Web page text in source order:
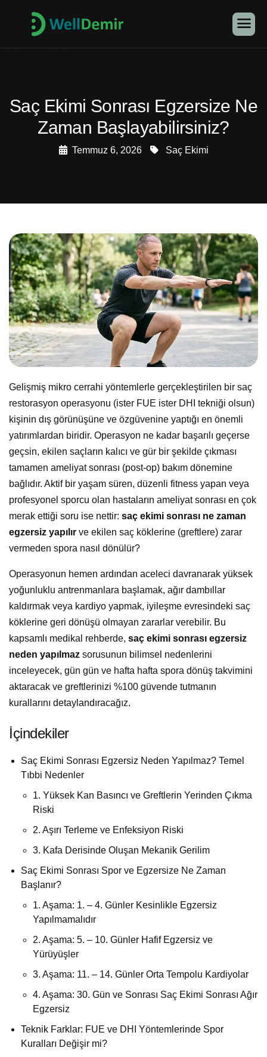
Saç Ekimi Sonrası Egzersize Ne
Zaman Başlayabilirsiniz?
Temmuz 6, 2026 Saç Ekimi
Gelişmiş mikro cerrahi yöntemlerle gerçekleştirilen bir saç
restorasyon operasyonu (ister FUE ister DHI tekniği olsun)
kişinin dış görünüşüne ve özgüvenine yaptığı en önemli
yatırımlardan biridir. Operasyon ne kadar başarılı geçerse
geçsin, ekilen saçların kalıcı ve gür bir şekilde çıkması
tamamen ameliyat sonrası (post-op) bakım dönemine
bağlıdır. Aktif bir yaşam süren, düzenli fitness yapan veya
profesyonel sporcu olan hastaların ameliyat sonrası en çok
merak ettiği soru ise nettir: saç ekimi sonrası ne zaman
egzersiz yapılır ve ekilen saç köklerine (greftlere) zarar
vermeden spora nasıl dönülür?
Operasyonun hemen ardından aceleci davranarak yüksek
yoğunluklu antrenmanlara başlamak, ağır dambıllar
kaldırmak veya kardiyo yapmak, iyileşme evresindeki saç
köklerine geri dönüşü olmayan zararlar verebilir. Bu
kapsamlı medikal rehberde, saç ekimi sonrası egzersiz
neden yapılmaz sorusunun bilimsel nedenlerini
inceleyecek, gün gün ve hafta hafta spora dönüş takvimini
aktaracak ve greftlerinizi %100 güvende tutmanın
kurallarını detaylandıracağız.
İçindekiler
Saç Ekimi Sonrası Egzersiz Neden Yapılmaz? Temel
Tıbbi Nedenler
1. Yüksek Kan Basıncı ve Greftlerin Yerinden Çıkma
Riski
2. Aşırı Terleme ve Enfeksiyon Riski
3. Kafa Derisinde Oluşan Mekanik Gerilim
Saç Ekimi Sonrası Spor ve Egzersize Ne Zaman
Başlanır?
1. Aşama: 1. – 4. Günler Kesinlikle Egzersiz
Yapılmamalıdır
2. Aşama: 5. – 10. Günler Hafif Egzersiz ve
Yürüyüşler
3. Aşama: 11. – 14. Günler Orta Tempolu Kardiyolar
4. Aşama: 30. Gün ve Sonrası Saç Ekimi Sonrası Ağır
Egzersiz
Teknik Farklar: FUE ve DHI Yöntemlerinde Spor
Kuralları Değişir mi?